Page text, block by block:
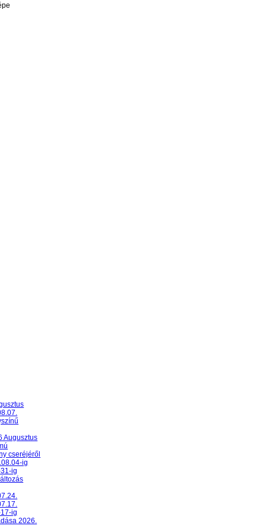
Augusztus
cseréjéről
ig
ig
ig
2026.